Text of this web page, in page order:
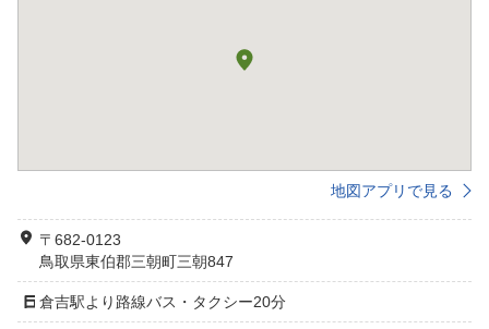
地図アプリで見る
〒682-0123
鳥取県東伯郡三朝町三朝847
倉吉駅より路線バス・タクシー20分